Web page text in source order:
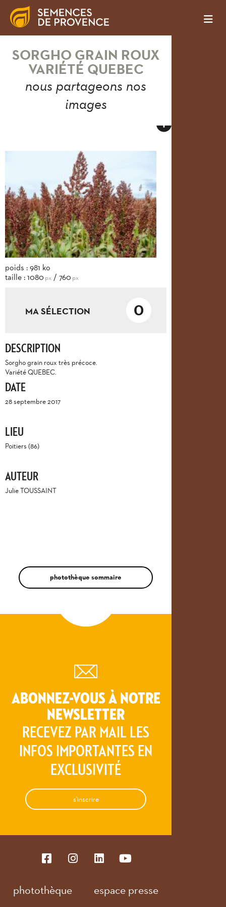
SORGHO GRAIN ROUX
VARIÉTÉ QUEBEC
nous partageons nos
images
poids : 981 ko
taille : 1080 px / 760 px
MA SÉLECTION 0
DESCRIPTION
Sorgho grain roux très précoce.
Variété QUEBEC.
DATE
28 septembre 2017
LIEU
Poitiers (86)
AUTEUR
Julie TOUSSAINT
photothèque sommaire
ABONNEZ-VOUS À NOTRE
NEWSLETTER
RECEVEZ PAR MAIL LES
INFOS IMPORTANTES EN
EXCLUSIVITÉ
s'inscrire
photothèque espace presse